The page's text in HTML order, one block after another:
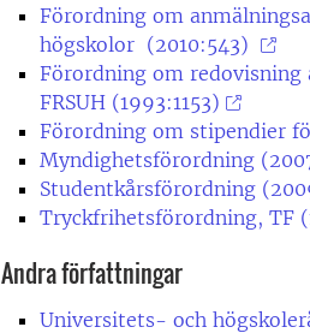
Förordning om
högskolor (2010:543)
Förordning om
FRSUH (1993:1153)
Förordning om stipendier
Myndighetsförordning
Studentkårsförordning
Tryckfrihetsförordning, TF
Andra författningar
Universitets- och